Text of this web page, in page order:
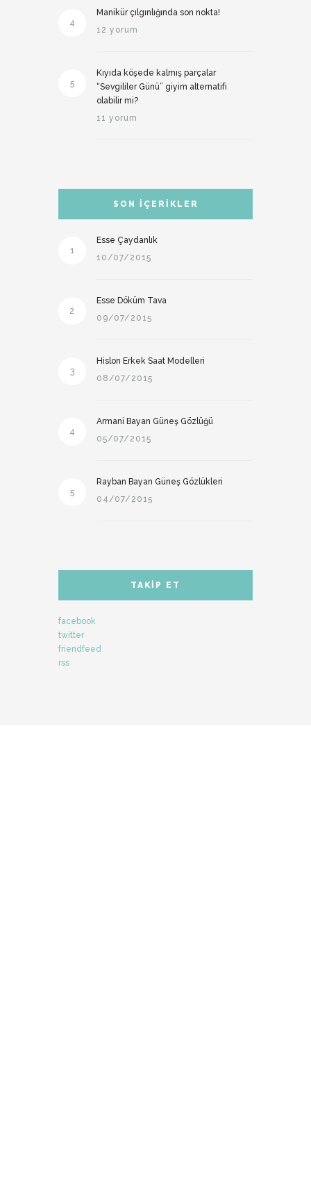
4
Manikür çılgınlığında son nokta!
12 yorum
5
Kıyıda köşede kalmış parçalar
“Sevgililer Günü” giyim alternatifi
olabilir mi?
11 yorum
SON İÇERIKLER
1
Esse Çaydanlık
10/07/2015
2
Esse Döküm Tava
09/07/2015
3
Hislon Erkek Saat Modelleri
08/07/2015
4
Armani Bayan Güneş Gözlüğü
05/07/2015
5
Rayban Bayan Güneş Gözlükleri
04/07/2015
TAKIP ET
facebook
twitter
friendfeed
rss